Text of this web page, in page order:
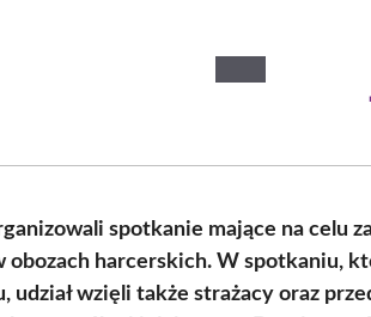
spotkanie mające na celu
obozach harcerskich. W spotkaniu,
udział wzięli także strażacy oraz